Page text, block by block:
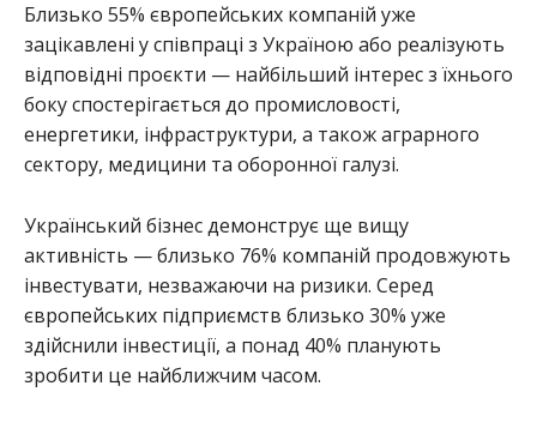
Близько 55% європейських компаній уже
зацікавлені у співпраці з Україною або реалізують
відповідні проєкти — найбільший інтерес з їхнього
боку спостерігається до промисловості,
енергетики, інфраструктури, а також аграрного
сектору, медицини та оборонної галузі.
Український бізнес демонструє ще вищу
активність — близько 76% компаній продовжують
інвестувати, незважаючи на ризики. Серед
європейських підприємств близько 30% уже
здійснили інвестиції, а понад 40% планують
зробити це найближчим часом.